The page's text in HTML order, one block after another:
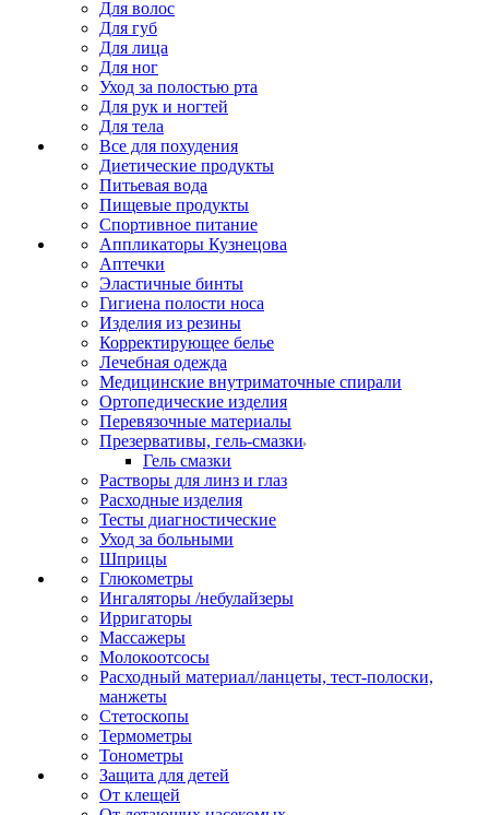
Для волос
Для губ
Для лица
Для ног
Уход за полостью рта
Для рук и ногтей
Для тела
Все для похудения
Диетические продукты
Питьевая вода
Пищевые продукты
Спортивное питание
Аппликаторы Кузнецова
Аптечки
Эластичные бинты
Гигиена полости носа
Изделия из резины
Корректирующее белье
Лечебная одежда
Медицинские внутриматочные спирали
Ортопедические изделия
Перевязочные материалы
Презервативы, гель-смазки
Гель смазки
Растворы для линз и глаз
Расходные изделия
Тесты диагностические
Уход за больными
Шприцы
Глюкометры
Ингаляторы /небулайзеры
Ирригаторы
Массажеры
Молокоотсосы
Расходный материал/ланцеты, тест-полоски,
манжеты
Стетоскопы
Термометры
Тонометры
Защита для детей
От клещей